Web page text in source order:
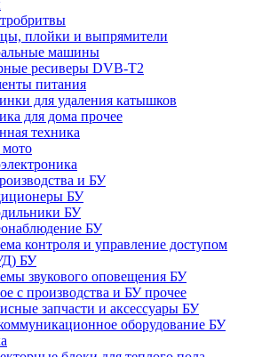
плойки и выпрямители
машины
ресиверы DVB-T2
питания
для удаления катышков
для дома прочее
техника
мото
и БУ
БУ
БУ
БУ
контроля и управление доступом
БУ
звукового оповещения БУ
с производства и БУ прочее
запчасти и аксессуары БУ
оборудование БУ